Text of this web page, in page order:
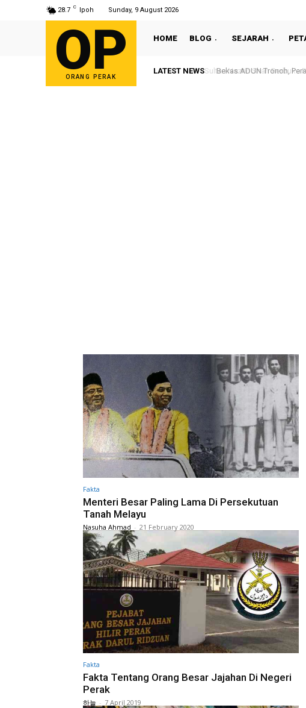
28.7 C Ipoh Sunday, 9 August 2026
OP
ORANG PERAK
HOME BLOG SEJARAH
LATEST NEWS Bekas ADUN Tronoh,
Fakta
Menteri Besar Paling Lama Di Persekutuan
Tanah Melayu
Nasuha Ahmad - 21 February 2020
Fakta
Fakta Tentang Orang Besar Jajahan Di Negeri
Perak
하늘 - 7 April 2019